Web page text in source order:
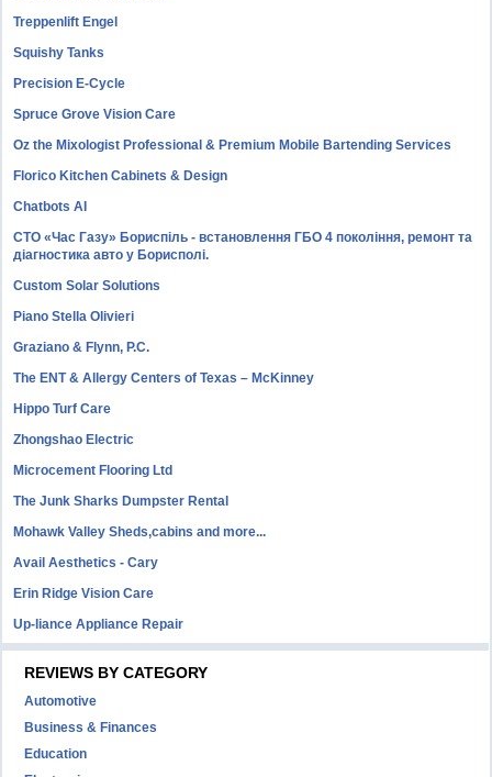
Treppenlift Engel
Squishy Tanks
Precision E-Cycle
Spruce Grove Vision Care
Oz the Mixologist Professional & Premium Mobile Bartending Services
Florico Kitchen Cabinets & Design
Chatbots AI
СТО «Час Газу» Бориспіль - встановлення ГБО 4 покоління, ремонт та
діагностика авто у Борисполі.
Custom Solar Solutions
Piano Stella Olivieri
Graziano & Flynn, P.C.
The ENT & Allergy Centers of Texas – McKinney
Hippo Turf Care
Zhongshao Electric
Microcement Flooring Ltd
The Junk Sharks Dumpster Rental
Mohawk Valley Sheds,cabins and more...
Avail Aesthetics - Cary
Erin Ridge Vision Care
Up-liance Appliance Repair
REVIEWS BY CATEGORY
Automotive
Business & Finances
Education